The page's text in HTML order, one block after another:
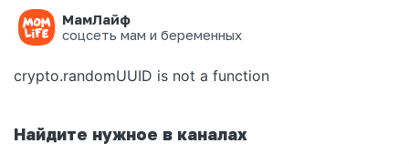
МамЛайф
соцсеть мам и беременных
Ошибка на странице
crypto.randomUUID is not a function
Найдите нужное в каналах